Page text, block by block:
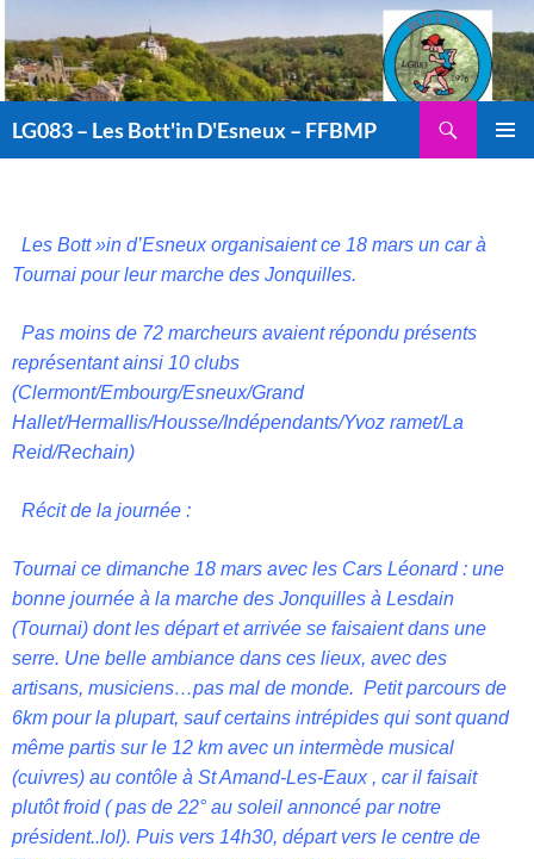
au
contenu
LG083 – Les Bott'in D'Esneux – FFBMP
Les Bott »in d’Esneux organisaient ce 18 mars un car à
Tournai pour leur marche des Jonquilles.
Pas moins de 72 marcheurs avaient répondu présents
représentant ainsi 10 clubs
(Clermont/Embourg/Esneux/Grand
Hallet/Hermallis/Housse/Indépendants/Yvoz ramet/La
Reid/Rechain)
Récit de la journée :
Tournai ce dimanche 18 mars avec les Cars Léonard : une
bonne journée à la marche des Jonquilles à Lesdain
(Tournai) dont les départ et arrivée se faisaient dans une
serre. Une belle ambiance dans ces lieux, avec des
artisans, musiciens…pas mal de monde. Petit parcours de
6km pour la plupart, sauf certains intrépides qui sont quand
même partis sur le 12 km avec un intermède musical
(cuivres) au contôle à St Amand-Les-Eaux , car il faisait
plutôt froid ( pas de 22° au soleil annoncé par notre
président..lol). Puis vers 14h30, départ vers le centre de